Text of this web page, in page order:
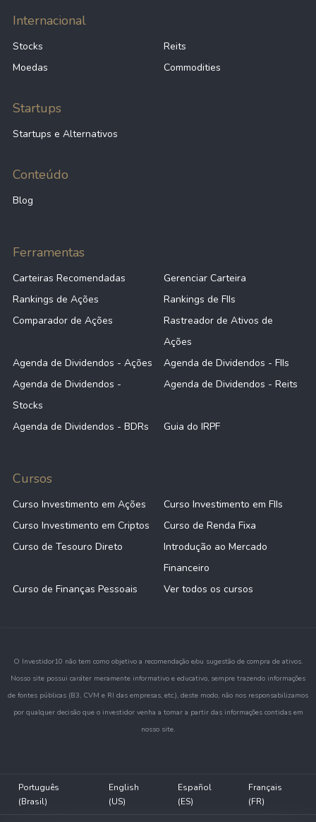
Internacional
Stocks
Reits
Moedas
Commodities
Startups
Startups e Alternativos
Conteúdo
Blog
Ferramentas
Carteiras Recomendadas
Gerenciar Carteira
Rankings de Ações
Rankings de FIIs
Comparador de Ações
Rastreador de Ativos de
Ações
Agenda de Dividendos - Ações
Agenda de Dividendos - FIIs
Agenda de Dividendos -
Stocks
Agenda de Dividendos - Reits
Agenda de Dividendos - BDRs Guia do IRPF
Cursos
Curso Investimento em Ações
Curso Investimento em FIIs
Curso Investimento em Criptos
Curso de Renda Fixa
Curso de Tesouro Direto
Introdução ao Mercado
Financeiro
Curso de Finanças Pessoais
Ver todos os cursos
O Investidor10 não tem como objetivo a recomendação e/ou sugestão de compra de ativos.
Nosso site possui caráter meramente informativo e educativo, sempre trazendo informações
de fontes públicas (B3, CVM e RI das empresas, etc.), deste modo, não nos responsabilizamos
por qualquer decisão que o investidor venha a tomar a partir das informações contidas em
nosso site.
Português
(Brasil)
English
(US)
Español
(ES)
Français
(FR)